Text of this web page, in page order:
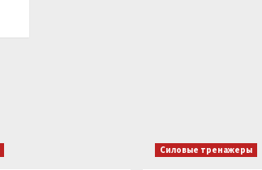
Силовые тренажеры